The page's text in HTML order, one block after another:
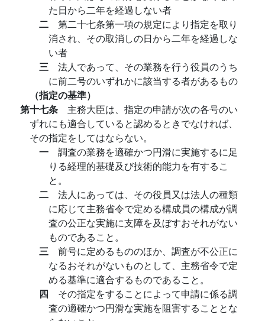
た日から二年を経過しない者
二 第二十七条第一項の規定により指定を取り
消され、その取消しの日から二年を経過しな
い者
三 法人であって、その業務を行う役員のうち
に前二号のいずれかに該当する者があるもの
（指定の基準）
第十七条 主務大臣は、指定の申請が次の各号のい
ずれにも適合していると認めるときでなければ、
その指定をしてはならない。
一 調査の業務を適確かつ円滑に実施するに足
りる経理的基礎及び技術的能力を有するこ
と。
二 法人にあっては、その役員又は法人の種類
に応じて主務省令で定める構成員の構成が調
査の公正な実施に支障を及ぼすおそれがない
ものであること。
三 前号に定めるもののほか、調査が不公正に
なるおそれがないものとして、主務省令で定
める基準に適合するものであること。
四 その指定をすることによって申請に係る調
査の適確かつ円滑な実施を阻害することとな